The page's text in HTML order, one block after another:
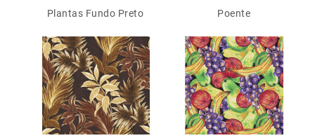
Plantas Fundo Preto Poente